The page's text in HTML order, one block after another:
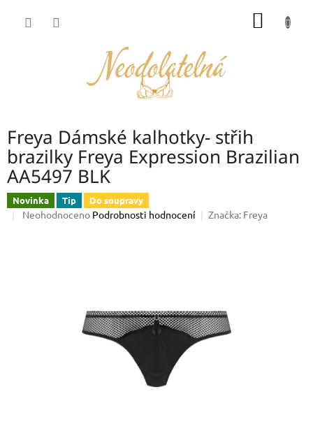
Freya Dámské kalhotky- střih
brazilky Freya Expression Brazilian
AA5497 BLK
Novinka Tip Do soupravy
Průměrné
Neohodnoceno Podrobnosti hodnocení Značka: Freya